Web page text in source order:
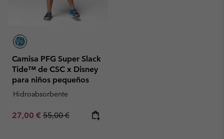
Camisa PFG Super Slack
Tide™ de CSC x Disney
para niños pequeños
Hidroabsorbente
Sale price:
27,00 € Regular price:
55,00 €